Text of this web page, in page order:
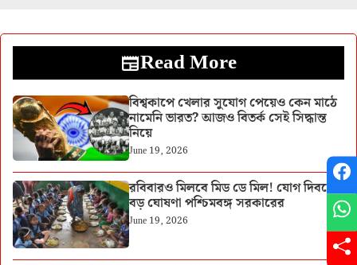
Read More
বিশ্বকাপে খেলার সুযোগ পেয়েও কেন মাঠে
নামেনি ভারত? আজও বিতর্ক সেই সিদ্ধান্ত
নিয়ে
June 19, 2026
রবিবারও মিলবে মিড ডে মিল! যোগ দিবসে
বড় ঘোষণা পশ্চিমবঙ্গ সরকারের
June 19, 2026